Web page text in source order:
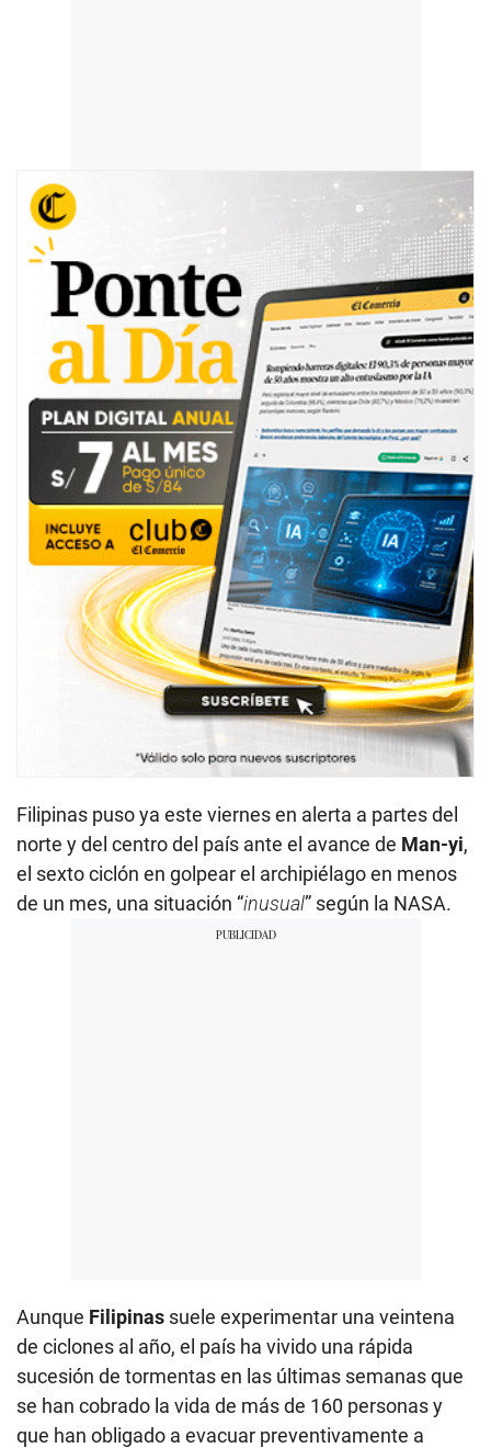
Filipinas puso ya este viernes en alerta a partes del
norte y del centro del país ante el avance de Man-yi,
el sexto ciclón en golpear el archipiélago en menos
de un mes, una situación “inusual” según la NASA.
Aunque Filipinas suele experimentar una veintena
de ciclones al año, el país ha vivido una rápida
sucesión de tormentas en las últimas semanas que
se han cobrado la vida de más de 160 personas y
que han obligado a evacuar preventivamente a